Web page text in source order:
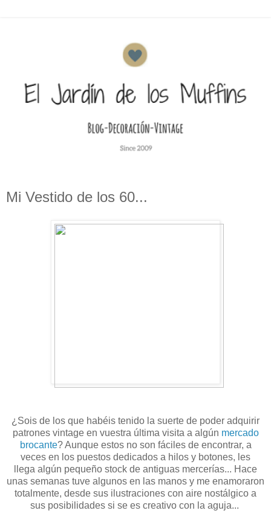
Mi Vestido de los 60...
¿Sois de los que habéis tenido la suerte de poder adquirir
patrones vintage en vuestra última visita a algún mercado
brocante? Aunque estos no son fáciles de encontrar, a
veces en los puestos dedicados a hilos y botones, les
llega algún pequeño stock de antiguas mercerías... Hace
unas semanas tuve algunos en las manos y me enamoraron
totalmente, desde sus ilustraciones con aire nostálgico a
sus posibilidades si se es creativo con la aguja...